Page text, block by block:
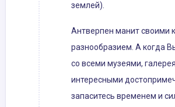
землей).
Антверпен манит своими
разнообразием. А когда
со всеми музеями,
интересными
запаситесь временем и